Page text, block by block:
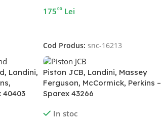
175 00 Lei
Cod Produs:snc-16213
Landini,
40403
Piston JCB, Landini, Massey
Ferguson, McCormick, Perkins –
Sparex 43266
In stoc